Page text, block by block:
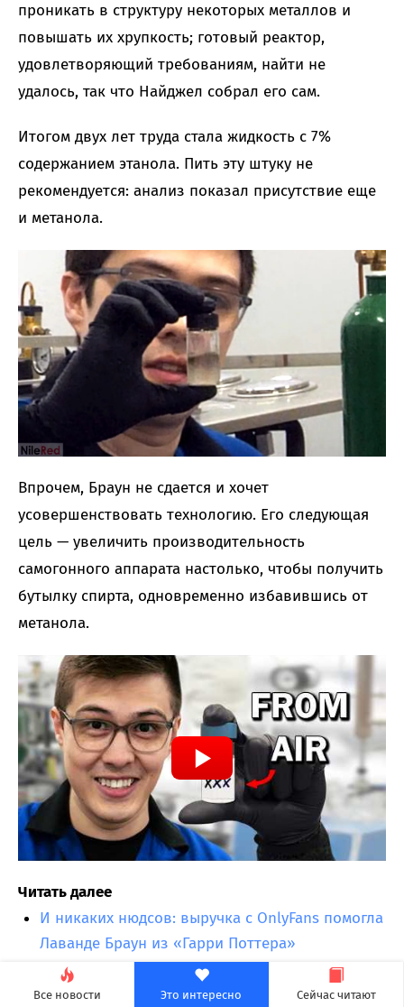
Все новости Это интересно Сейчас читают
проникать в структуру некоторых металлов и
повышать их хрупкость; готовый реактор,
удовлетворяющий требованиям, найти не
удалось, так что Найджел собрал его сам.
Итогом двух лет труда стала жидкость с 7%
содержанием этанола. Пить эту штуку не
рекомендуется: анализ показал присутствие еще
и метанола.
Впрочем, Браун не сдается и хочет
усовершенствовать технологию. Его следующая
цель — увеличить производительность
самогонного аппарата настолько, чтобы получить
бутылку спирта, одновременно избавившись от
метанола.
Читать далее
И никаких нюдсов: выручка с OnlyFans помогла
Лаванде Браун из «Гарри Поттера»
прокормить четырех детей
СМИ: Apple может сделать свои часы круглыми